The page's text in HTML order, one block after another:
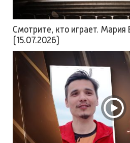
Смотрите, кто играет. Мария
(15.07.2026)